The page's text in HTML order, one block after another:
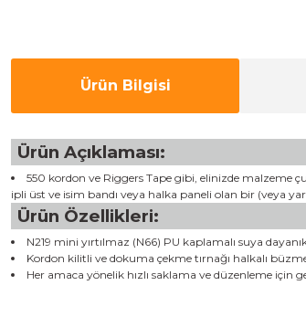
Ürün Bilgisi
Ürün Açıklaması:
550 kordon ve Riggers Tape gibi, elinizde malzeme
ipli üst ve isim bandı veya halka paneli olan bir (veya
Ürün Özellikleri:
N219 mini yırtılmaz (N66) PU kaplamalı suya
Kordon kilitli ve dokuma çekme tırnağı halkalı
Her amaca yönelik hızlı saklama ve düzenleme için